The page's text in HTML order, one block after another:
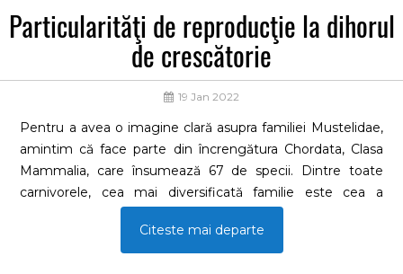
Particularităţi de reproducţie la dihorul
de crescătorie
19 Jan 2022
Pentru a avea o imagine clară asupra familiei Mustelidae,
amintim că face parte din încrengătura Chordata, Clasa
Mammalia, care însumează 67 de specii. Dintre toate
carnivorele, cea mai diversificată familie este cea a
Mustelidelor, care include cel mai mare număr de O
privire de ansamblu scoate în evidenţă că această familie
este mare şi variată, incluzând forme terestre (sconcşii),
Citeste mai departe